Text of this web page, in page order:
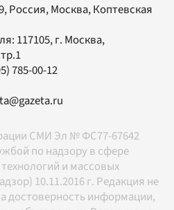
Россия, Москва, Коптевская
117105, г. Москва,
785-00-12
СМИ Эл № ФС77-67642
по надзору в сфере
и массовых
10.11.2016 г. Редакция не
достоверность информации,